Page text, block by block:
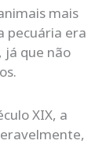
mais
pecuária era
já que não
XIX, a